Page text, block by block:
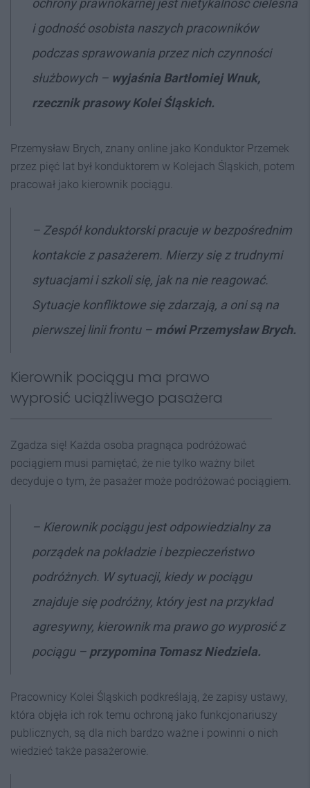
i godność osobista naszych pracowników
podczas sprawowania przez nich czynności
służbowych – wyjaśnia Bartłomiej Wnuk,
rzecznik prasowy Kolei Śląskich.
Przemysław Brych, znany online jako Konduktor Przemek
przez pięć lat był konduktorem w Kolejach Śląskich, potem
pracował jako kierownik pociągu.
– Zespół konduktorski pracuje w bezpośrednim
kontakcie z pasażerem. Mierzy się z trudnymi
sytuacjami i szkoli się, jak na nie reagować.
Sytuacje konfliktowe się zdarzają, a oni są na
pierwszej linii frontu – mówi Przemysław Brych.
Kierownik pociągu ma prawo
wyprosić uciążliwego pasażera
Zgadza się! Każda osoba pragnąca podróżować
pociągiem musi pamiętać, że nie tylko ważny bilet
decyduje o tym, że pasażer może podróżować pociągiem.
– Kierownik pociągu jest odpowiedzialny za
porządek na pokładzie i bezpieczeństwo
podróżnych. W sytuacji, kiedy w pociągu
znajduje się podróżny, który jest na przykład
agresywny, kierownik ma prawo go wyprosić z
pociągu – przypomina Tomasz Niedziela.
Pracownicy Kolei Śląskich podkreślają, że zapisy ustawy,
która objęła ich rok temu ochroną jako funkcjonariuszy
publicznych, są dla nich bardzo ważne i powinni o nich
wiedzieć także pasażerowie.